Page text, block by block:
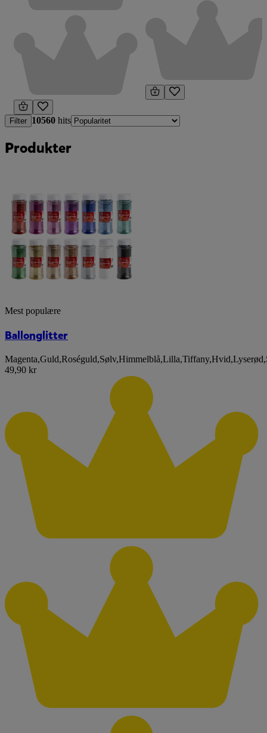
Filter 10560 hits
Produkter
Mest populære
Ballonglitter
Magenta,Guld,Roséguld,Sølv,Himmelblå,Lilla,Tiffany,Hvid,Lyserød,
49,90 kr